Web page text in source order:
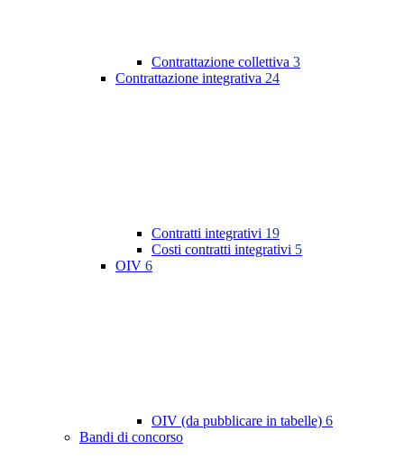
Contrattazione collettiva 3
Contrattazione integrativa 24
Contratti integrativi 19
Costi contratti integrativi 5
OIV 6
OIV (da pubblicare in tabelle) 6
Bandi di concorso